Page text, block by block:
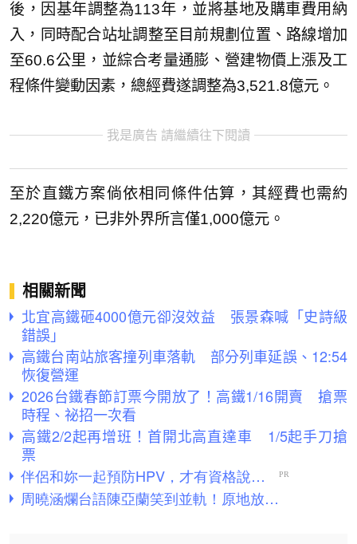
後，因基年調整為113年，並將基地及購車費用納
入，同時配合站址調整至目前規劃位置、路線增加
至60.6公里，並綜合考量通膨、營建物價上漲及工
程條件變動因素，總經費遂調整為3,521.8億元。
我是廣告 請繼續往下閱讀
至於直鐵方案倘依相同條件估算，其經費也需約
2,220億元，已非外界所言僅1,000億元。
相關新聞
北宜高鐵砸4000億元卻沒效益 張景森喊「史詩級
錯誤」
高鐵台南站旅客撞列車落軌 部分列車延誤、12:54
恢復營運
2026台鐵春節訂票今開放了！高鐵1/16開賣 搶票
時程、祕招一次看
高鐵2/2起再增班！首開北高直達車 1/5起手刀搶
票